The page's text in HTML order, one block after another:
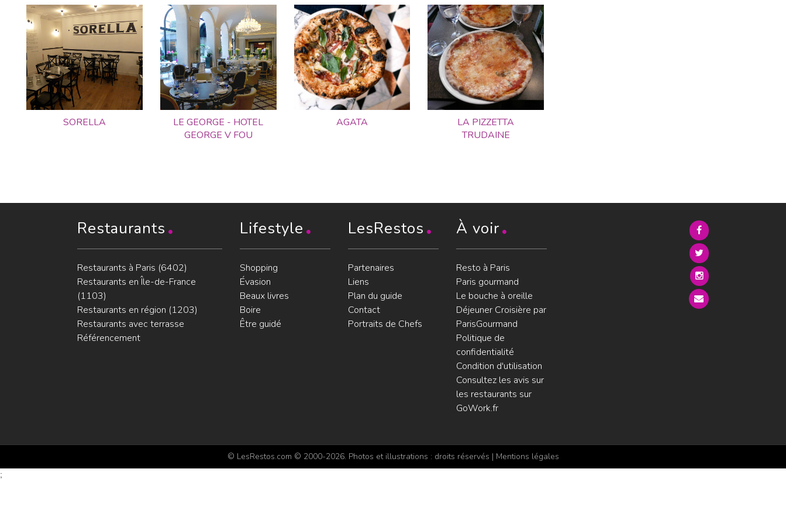
SORELLA
LE GEORGE - HOTEL
GEORGE V FOU
AGATA
LA PIZZETTA
TRUDAINE
Restaurants
Restaurants à Paris (6402)
Restaurants en Île-de-France
(1103)
Restaurants en région (1203)
Restaurants avec terrasse
Référencement
Lifestyle
Shopping
Évasion
Beaux livres
Boire
Être guidé
LesRestos
Partenaires
Liens
Plan du guide
Contact
Portraits de Chefs
À voir
Resto à Paris
Paris gourmand
Le bouche à oreille
Déjeuner Croisière par
ParisGourmand
Politique de
confidentialité
Condition d'utilisation
Consultez les avis sur
les restaurants sur
GoWork.fr
© LesRestos.com © 2000-2026. Photos et illustrations : droits réservés | Mentions légales
;